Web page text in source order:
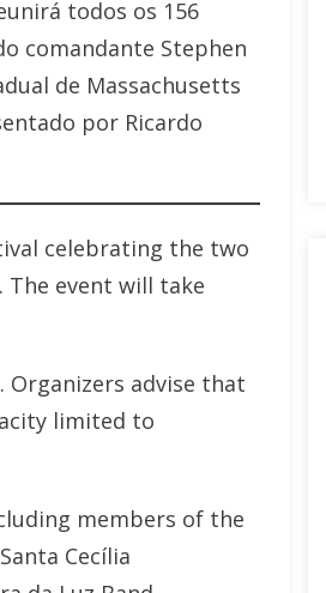
todos os 156
comandante Stephen
de Massachusetts
por Ricardo
celebrating the two
event will take
Organizers advise that
limited to
members of the
Cecília